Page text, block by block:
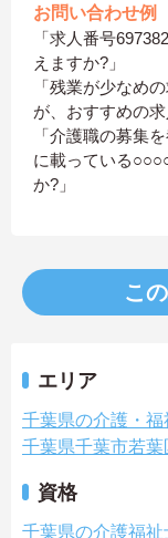
お問い合わせ例
「求人番号
えますか?」
「残業が少なめ
が、おすすめの求
「介護職の募集
に載っている
か?」
こ
エリア
千葉県の介護・福
千葉県千葉市若葉
資格
千葉県の介護福祉